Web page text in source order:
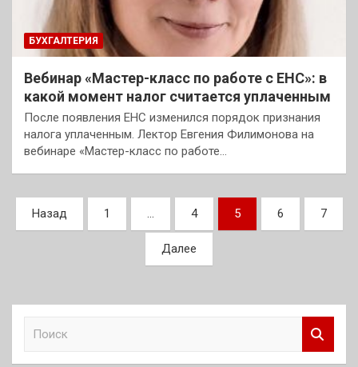
БУХГАЛТЕРИЯ
Вебинар «Мастер-класс по работе с ЕНС»: в
какой момент налог считается уплаченным
После появления ЕНС изменился порядок признания
налога уплаченным. Лектор Евгения Филимонова на
вебинаре «Мастер-класс по работе…
Пагинация
записей
Назад 1 … 4 5 6 7
Далее